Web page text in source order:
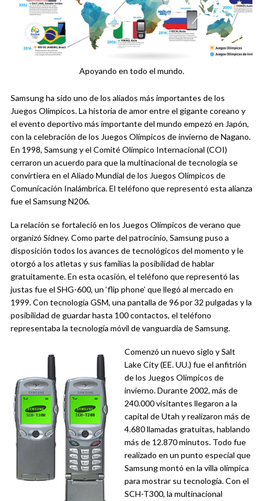
Apoyando en todo el mundo.
Samsung ha sido uno de los aliados más importantes de los
Juegos Olímpicos. La historia de amor entre el gigante coreano y
el evento deportivo más importante del mundo empezó en Japón,
con la celebración de los Juegos Olímpicos de invierno de Nagano.
En 1998, Samsung y el Comité Olímpico Internacional (COI)
cerraron un acuerdo para que la multinacional de tecnología se
convirtiera en el Aliado Mundial de los Juegos Olímpicos de
Comunicación Inalámbrica. El teléfono que representó esta alianza
fue el Samsung N206.
La relación se fortaleció en los Juegos Olímpicos de verano que
organizó Sídney. Como parte del patrocinio, Samsung puso a
disposición todos los avances de tecnológicos del momento y le
otorgó a los atletas y sus familias la posibilidad de hablar
gratuitamente. En esta ocasión, el teléfono que representó las
justas fue el SHG-600, un ‘flip phone’ que llegó al mercado en
1999. Con tecnología GSM, una pantalla de 96 por 32 pulgadas y la
posibilidad de guardar hasta 100 contactos, el teléfono
representaba la tecnología móvil de vanguardia de Samsung.
Comenzó un nuevo siglo y Salt
Lake City (EE. UU.) fue el anfitrión
de los Juegos Olímpicos de
invierno. Durante 2002, más de
240.000 visitantes llegaron a la
capital de Utah y realizaron más de
4.680 llamadas gratuitas, hablando
más de 12.870 minutos. Todo fue
realizado en un punto especial que
Samsung montó en la villa olímpica
para mostrar su tecnología. Con el
SCH-T300, la multinacional